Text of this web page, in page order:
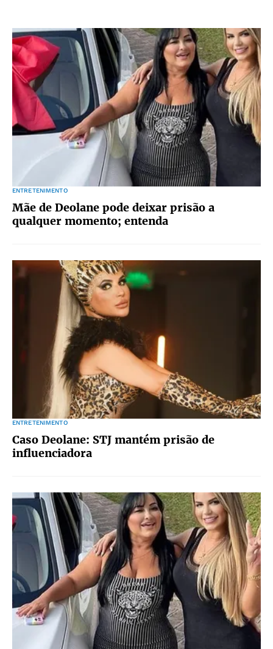
ENTRETENIMENTO
Mãe de Deolane pode deixar prisão a
qualquer momento; entenda
ENTRETENIMENTO
Caso Deolane: STJ mantém prisão de
influenciadora